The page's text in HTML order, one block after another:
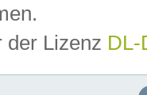
der Lizenz